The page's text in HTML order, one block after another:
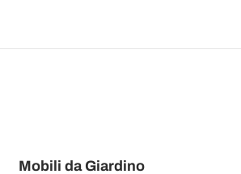
Mobili da Giardino